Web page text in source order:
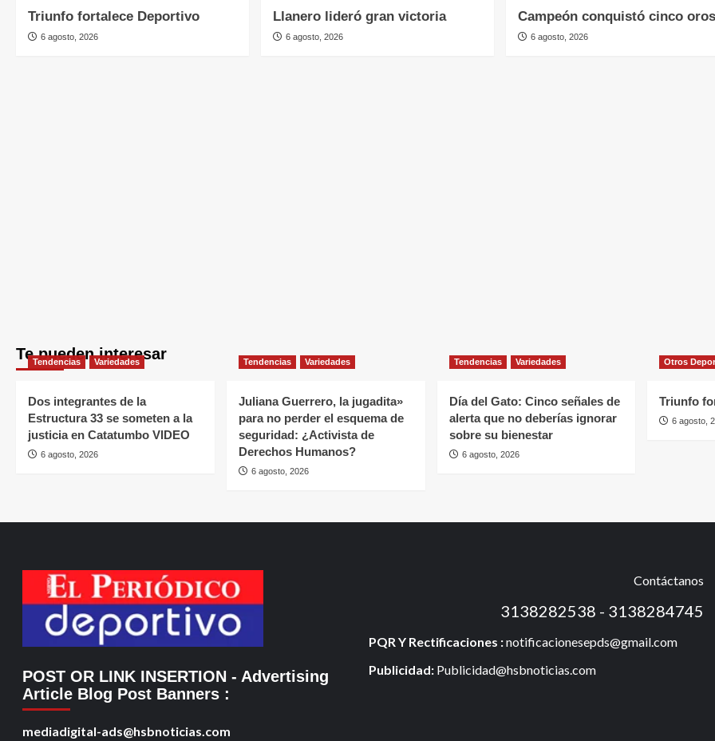
Triunfo fortalece Deportivo
6 agosto, 2026
Llanero lideró gran victoria
6 agosto, 2026
Campeón conquistó cinco oros
6 agosto, 2026
Te pueden interesar
Tendencias Variedades
Dos integrantes de la
Estructura 33 se someten a la
justicia en Catatumbo VIDEO
6 agosto, 2026
Tendencias Variedades
Juliana Guerrero, la jugadita»
para no perder el esquema de
seguridad: ¿Activista de
Derechos Humanos?
6 agosto, 2026
Tendencias Variedades
Día del Gato: Cinco señales de
alerta que no deberías ignorar
sobre su bienestar
6 agosto, 2026
Otros
Triunfo
6 agosto,
POST OR LINK INSERTION - Advertising
Article Blog Post Banners :
mediadigital-ads@hsbnoticias.com
Contáctanos
3138282538 - 3138284745
PQR Y Rectificaciones :notificacionesepds@gmail.com
Publicidad: Publicidad@hsbnoticias.com